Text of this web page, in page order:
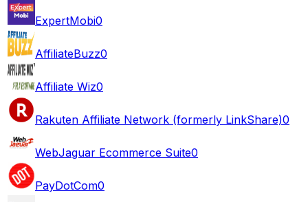
ExpertMobi0
AffiliateBuzz0
Affiliate Wiz0
Rakuten Affiliate Network (formerly LinkShare)0
WebJaguar Ecommerce Suite0
PayDotCom0